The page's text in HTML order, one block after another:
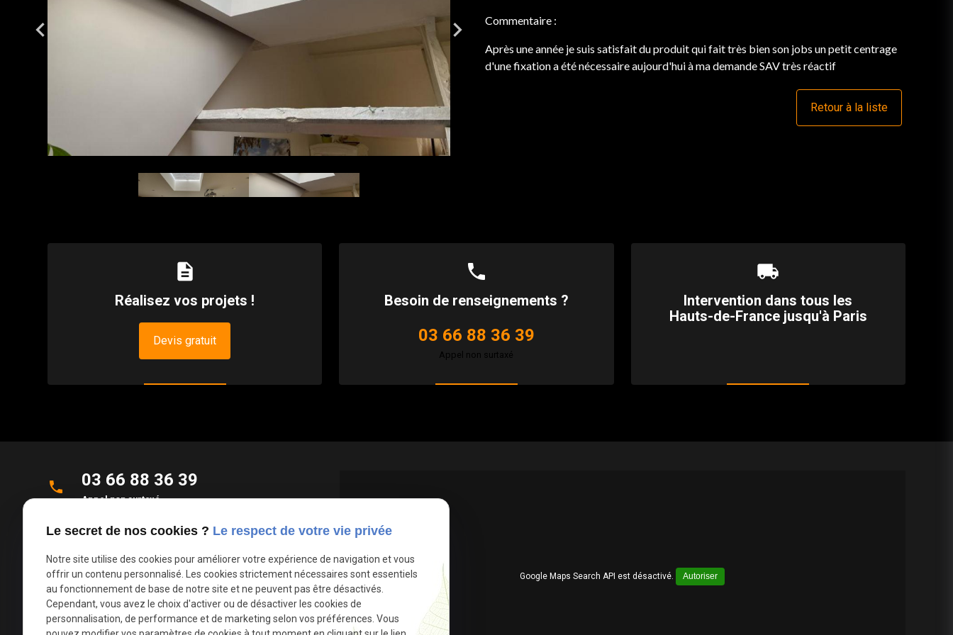
Commentaire :
Après une année je suis satisfait du produit qui fait très bien son jobs un petit centrage
d'une fixation a été nécessaire aujourd'hui à ma demande SAV très réactif
Retour à la liste
description
Réalisez vos projets !
Devis gratuit
phone
Besoin de renseignements ?
03 66 88 36 39
Appel non surtaxé
local_shipping
Intervention dans tous les
Hauts-de-France jusqu'à Paris
phone 03 66 88 36 39
Appel non surtaxé
place
Allée des Roseaux
59270 Bailleul
mail contact@deco-stores.com
Google Maps Search API est désactivé. Autoriser
Le secret de nos cookies ? Le respect de votre vie privée
Notre site utilise des cookies pour améliorer votre expérience de navigation et vous
offrir un contenu personnalisé. Les cookies strictement nécessaires sont essentiels
au fonctionnement de base de notre site et ne peuvent pas être désactivés.
Cependant, vous avez le choix d'activer ou de désactiver les cookies de
personnalisation, de performance et de marketing selon vos préférences. Vous